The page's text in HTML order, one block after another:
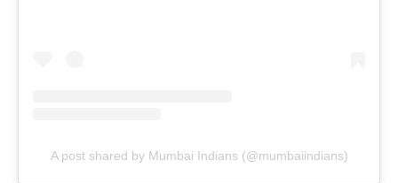
A post shared by Mumbai Indians (@mumbaiindians)